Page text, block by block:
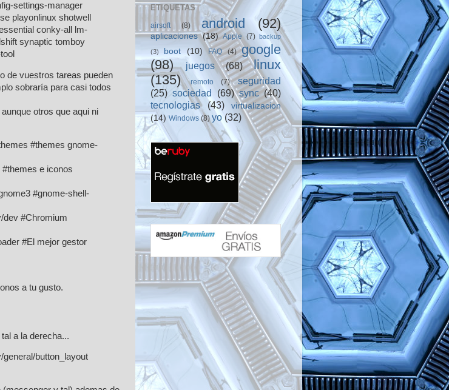
settings-manager
playonlinux shotwell
conky-all lm-
synaptic tomboy
de vuestros tareas pueden
sobraría para casi todos
otros que aqui ni
#themes gnome-
e iconos
#gnome-shell-
dev #Chromium
#El mejor gestor
a tu gusto.
a la derecha...
button_layout
ETIQUETAS
airsoft (8) android (92)
aplicaciones (18) Apple (7) backup
(3) boot (10) FAQ (4)
google
(98)
juegos (68)
linux
(135)
remoto (7)
seguridad
(25) sociedad (69) sync (40)
tecnologias
(43)
virtualizacion
(14) Windows (8) yo (32)